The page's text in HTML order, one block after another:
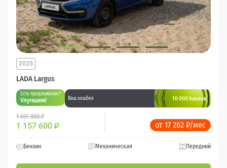
LADA Largus
2025
Есть предложение?
Улучшим! Ваш кешбек 10 000 баллов
1 697 000 ₽
1 157 600 ₽ от 17 262 ₽/мес
Бензин Механическая Передний